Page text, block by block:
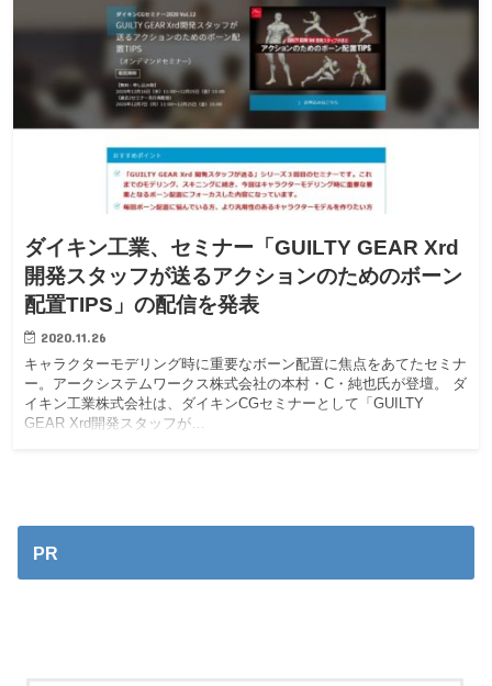
ダイキン工業、セミナー「GUILTY GEAR Xrd
開発スタッフが送るアクションのためのボーン
配置TIPS」の配信を発表
2020.11.26
キャラクターモデリング時に重要なボーン配置に焦点をあてたセミナ
ー。アークシステムワークス株式会社の本村・C・純也氏が登壇。 ダ
イキン工業株式会社は、ダイキンCGセミナーとして「GUILTY
GEAR Xrd開発スタッフが…
PR